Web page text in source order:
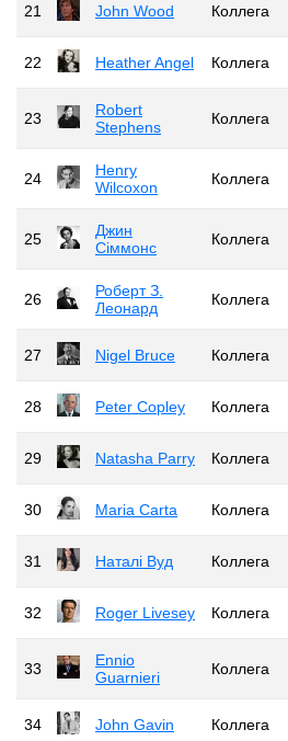
21 John Wood Коллега
22 Heather Angel Коллега
23
Robert
Stephens
Коллега
24
Henry
Wilcoxon
Коллега
25
Джин
Сіммонс
Коллега
26
Роберт З.
Леонард
Коллега
27 Nigel Bruce Коллега
28 Peter Copley Коллега
29 Natasha Parry Коллега
30 Maria Carta Коллега
31 Наталі Вуд Коллега
32 Roger Livesey Коллега
33
Ennio
Guarnieri
Коллега
34 John Gavin Коллега